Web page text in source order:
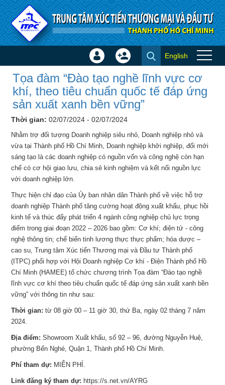
Truy cập nội dung luôn
Tọa đàm “Đào tạo nghề lĩnh
vực cơ khí, theo tiêu chuẩn
quốc tế đáp ứng sản xuất xanh
bền vững” - Hội thảo - Đào tạo
Đăng
Tạo
khoản
English
×
Tọa đàm “Đào tạo nghề lĩnh vực cơ
khí, theo tiêu chuẩn quốc tế đáp ứng
sản xuất xanh bền vững”
Thời gian: 02/07/2024 - 02/07/2024
Nhằm trợ đối tượng Doanh nghiệp siêu nhỏ, Doanh nghiệp nhỏ và
vừa tại Thành phố Hồ Chí Minh, Doanh nghiệp khởi nghiệp, đổi mới
sáng tạo là các doanh nghiệp có nguồn vốn và công nghệ còn hạn
chế có cơ hội giao lưu, chia sẻ kinh nghiệm và kết nối nguồn lực
với doanh nghiệp lớn.
Thực hiện chỉ đạo của Ủy ban nhân dân Thành phố về việc hỗ trợ
doanh nghiệp Thành phố tăng cường hoạt động xuất khẩu, phục hồi
kinh tế và thúc đẩy phát triển 4 ngành công nghiệp chủ lực trọng
điểm trong giai đoạn 2022 – 2026 bao gồm: Cơ khí; điện tử - công
nghệ thông tin; chế biến tinh lương thực thực phẩm; hóa dược –
cao su, Trung tâm Xúc tiến Thương mại và Đầu tư Thành phố
(ITPC) phối hợp với Hội Doanh nghiệp Cơ khí - Điện Thành phố Hồ
Chí Minh (HAMEE) tổ chức chương trình Tọa đàm “Đào tạo nghề
lĩnh vực cơ khí theo tiêu chuẩn quốc tế đáp ứng sản xuất xanh bền
vững” với thông tin như sau:
Thời gian: từ 08 giờ 00 – 11 giờ 30, thứ Ba, ngày 02 tháng 7 năm
2024.
Địa điểm:Showroom Xuất khẩu, số 92 – 96, đường Nguyễn Huệ,
phường Bến Nghé, Quận 1, Thành phố Hồ Chí Minh.
Phí tham dự: MIỄN PHÍ.
Link đăng ký tham dự: https://s.net.vn/AYRG